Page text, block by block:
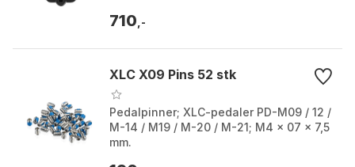
710 ,-
XLC X09 Pins 52 stk
Pedalpinner; XLC-pedaler PD-M09 / 12 /
M-14 / M19 / M-20 / M-21; M4 x 07 x 7,5
mm.